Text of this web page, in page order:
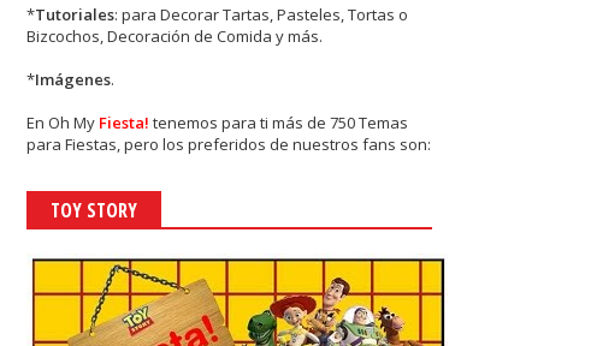
*Tutoriales: para Decorar Tartas, Pasteles, Tortas o
Bizcochos, Decoración de Comida y más.
*Imágenes.
EnOh My Fiesta! tenemos para ti más de 750 Temas
para Fiestas, pero los preferidos de nuestros fans son:
TOY STORY